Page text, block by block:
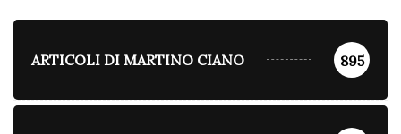
ARTICOLI DI MARTINO CIANO 895